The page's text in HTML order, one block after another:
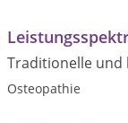
Traditionelle und
Osteopathie